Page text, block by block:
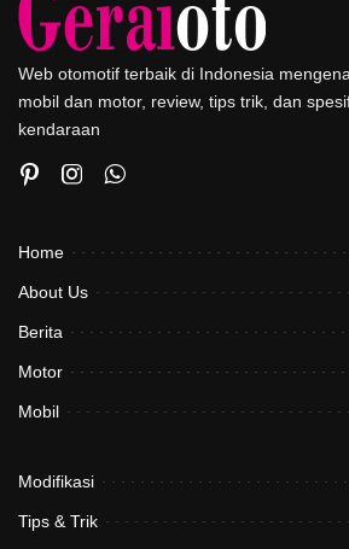
Web otomotif terbaik di Indonesia
mobil dan motor, review, tips trik, dan
kendaraan
Home
About Us
Berita
Motor
Mobil
Modifikasi
Tips & Trik